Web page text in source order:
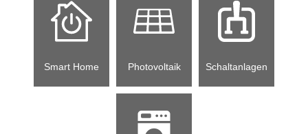
Smart Home Photovoltaik Schaltanlagen